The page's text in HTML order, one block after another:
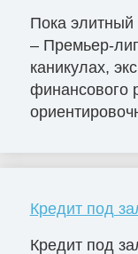
Пока
– Премьер-
каникулах,
финансового
Кредит под
Кредит под